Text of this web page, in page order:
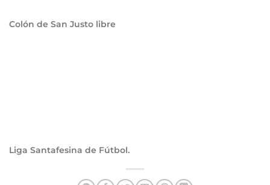
Colón de San Justo libre
Liga Santafesina de Fútbol.